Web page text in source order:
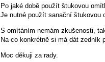
Po jaké době použít štukovou
Je nutné použít sanační štukovou
S omítáním nemám zkušenosti,
Na co konkrétně si má dát zedník
Moc děkuji za rady.